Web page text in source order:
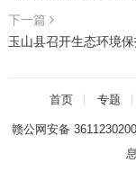
下一篇
玉山县召开生态环境
首页 专题
赣公网安备